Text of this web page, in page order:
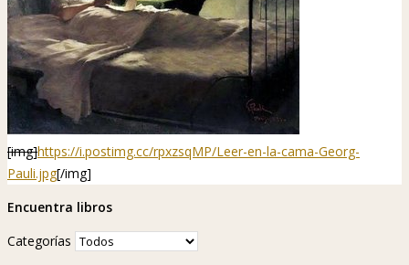
[img]https://i.postimg.cc/rpxzsqMP/Leer-en-la-cama-Georg-
Pauli.jpg[/img]
Encuentra libros
Categorías